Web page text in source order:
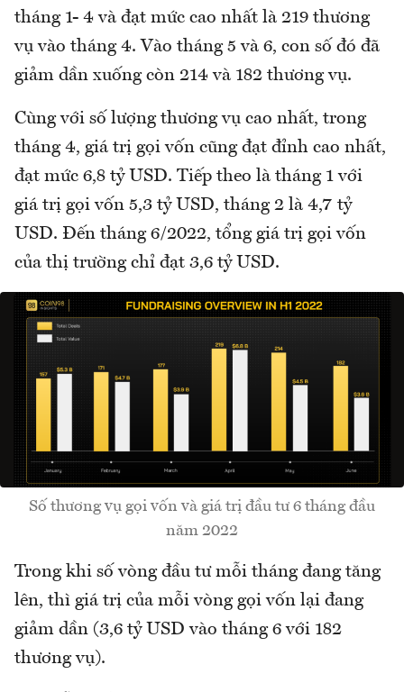
tháng 1- 4 và đạt mức cao nhất là 219 thương
vụ vào tháng 4. Vào tháng 5 và 6, con số đó đã
giảm dần xuống còn 214 và 182 thương vụ.
Cùng với số lượng thương vụ cao nhất, trong
tháng 4, giá trị gọi vốn cũng đạt đỉnh cao nhất,
đạt mức 6,8 tỷ USD. Tiếp theo là tháng 1 với
giá trị gọi vốn 5,3 tỷ USD, tháng 2 là 4,7 tỷ
USD. Đến tháng 6/2022, tổng giá trị gọi vốn
của thị trường chỉ đạt 3,6 tỷ USD.
Số thương vụ gọi vốn và giá trị đầu tư 6 tháng đầu
năm 2022
Trong khi số vòng đầu tư mỗi tháng đang tăng
lên, thì giá trị của mỗi vòng gọi vốn lại đang
giảm dần (3,6 tỷ USD vào tháng 6 với 182
thương vụ).